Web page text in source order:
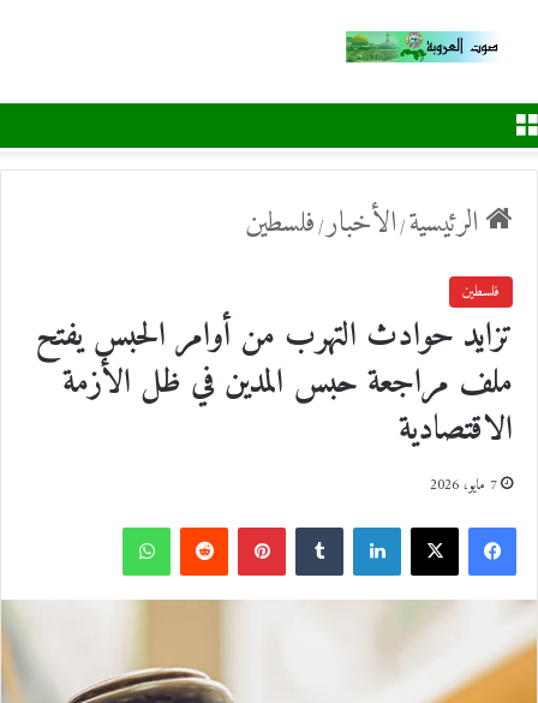
الرئيسية/الأخبار/فلسطين
فلسطين
تزايد حوادث التهرب من أوامر الحبس يفتح
ملف مراجعة حبس المدين في ظل الأزمة
الاقتصادية
7 مايو، 2026
ي
س
X
ي
ي
R
e
ا
ت